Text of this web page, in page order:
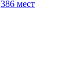
386 мест